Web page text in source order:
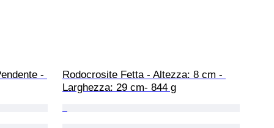
-
Rodocrosite Fetta - Altezza: 8 cm -
Larghezza: 29 cm- 844 g